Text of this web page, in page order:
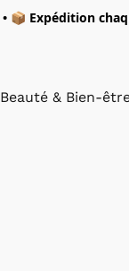
• 📦 Expédition
Beauté & Bien-